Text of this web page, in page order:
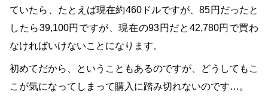
ていたら、たとえば現在約460ドルですが、85円だったと
したら39,100円ですが、現在の93円だと42,780円で買わ
なければいけないことになります。
初めてだから、ということもあるのですが、どうしてもこ
こが気になってしまって購入に踏み切れないのです…。